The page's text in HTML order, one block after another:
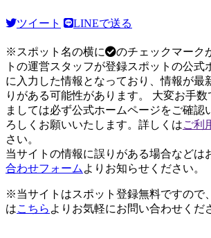
ツイート LINEで送る
※スポット名の横に
のチェックマーク
トの運営スタッフが登録スポットの公式
に入力した情報となっており、情報が最
りがある可能性があります。 大変お手数
ましては必ず公式ホームページをご確認
ろしくお願いいたします。詳しくはご利
さい。
当サイトの情報に誤りがある場合などは
合わせフォーム よりお知らせください。
※当サイトはスポット登録無料ですので
はこちら よりお気軽にお問い合わせくだ